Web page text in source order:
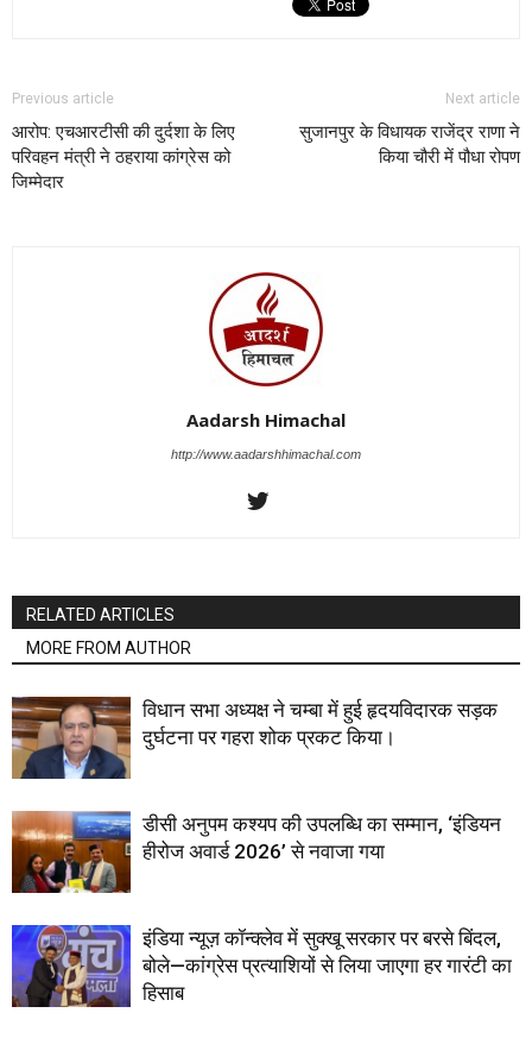
Previous article
आरोप: एचआरटीसी की दुर्दशा के लिए
परिवहन मंत्री ने ठहराया कांग्रेस को
जिम्मेदार
Next article
सुजानपुर के विधायक राजेंद्र राणा ने
किया चौरी में पौधा रोपण
Aadarsh Himachal
http://www.aadarshhimachal.com
RELATED ARTICLES
MORE FROM AUTHOR
विधान सभा अध्यक्ष ने चम्बा में हुई हृदयविदारक सड़क
दुर्घटना पर गहरा शोक प्रकट किया।
डीसी अनुपम कश्यप की उपलब्धि का सम्मान, ‘इंडियन
हीरोज अवार्ड 2026’ से नवाजा गया
इंडिया न्यूज़ कॉन्क्लेव में सुक्खू सरकार पर बरसे बिंदल,
बोले—कांग्रेस प्रत्याशियों से लिया जाएगा हर गारंटी का
हिसाब